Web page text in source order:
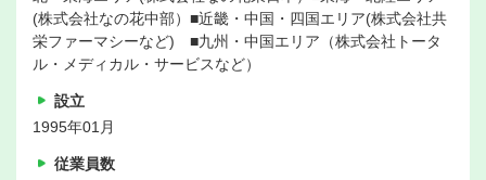
(株式会社なの花中部）■近畿・中国・四国エリア(株式会社共
栄ファーマシーなど) ■九州・中国エリア（株式会社トータ
ル・メディカル・サービスなど）
設立
1995年01月
従業員数